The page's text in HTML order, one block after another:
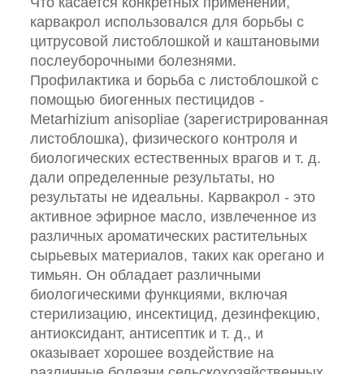
карвакрол использовался для борьбы с
цитрусовой листоблошкой и каштановыми
послеуборочными болезнями.
Профилактика и борьба с листоблошкой с
помощью биогенных пестицидов -
Metarhizium anisopliae (зарегистрированная
листоблошка), физического контроля и
биологических естественных врагов и т. д.
дали определенные результаты, но
результаты не идеальны. Карвакрол - это
активное эфирное масло, извлеченное из
различных ароматических растительных
сырьевых материалов, таких как орегано и
тимьян. Он обладает различными
биологическими функциями, включая
стерилизацию, инсектицид, дезинфекцию,
антиоксидант, антисептик и т. д., и
оказывает хорошее воздействие на